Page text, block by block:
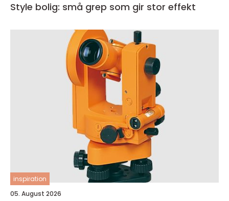
Style bolig: små grep som gir stor effekt
inspiration
05. August 2026